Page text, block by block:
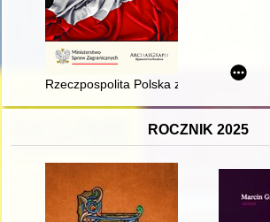
Rzeczpospolita Polska zapewnia
ROCZNIK 2025